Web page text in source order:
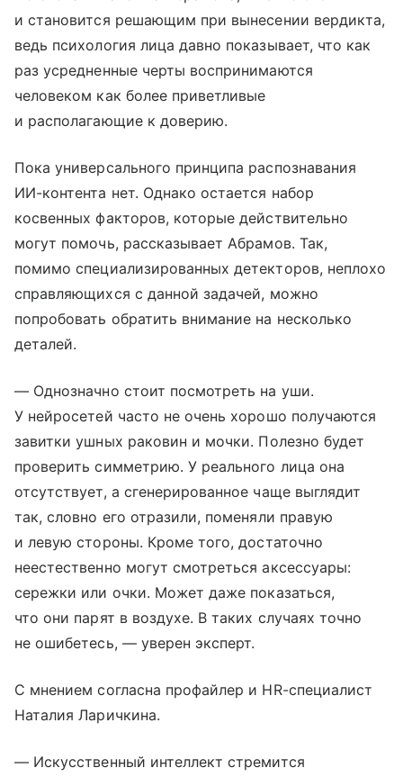
и становится решающим при вынесении вердикта,
ведь психология лица давно показывает, что как
раз усредненные черты воспринимаются
человеком как более приветливые
и располагающие к доверию.
Пока универсального принципа распознавания
ИИ-контента нет. Однако остается набор
косвенных факторов, которые действительно
могут помочь, рассказывает Абрамов. Так,
помимо специализированных детекторов, неплохо
справляющихся с данной задачей, можно
попробовать обратить внимание на несколько
деталей.
— Однозначно стоит посмотреть на уши.
У нейросетей часто не очень хорошо получаются
завитки ушных раковин и мочки. Полезно будет
проверить симметрию. У реального лица она
отсутствует, а сгенерированное чаще выглядит
так, словно его отразили, поменяли правую
и левую стороны. Кроме того, достаточно
неестественно могут смотреться аксессуары:
сережки или очки. Может даже показаться,
что они парят в воздухе. В таких случаях точно
не ошибетесь, — уверен эксперт.
С мнением согласна профайлер и HR-специалист
Наталия Ларичкина.
— Искусственный интеллект стремится